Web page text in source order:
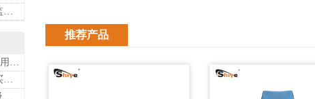
· 2024年度上海药品监管工作十大亮点
· 诗烨推荐：T系列医用推车介绍
· 诗烨医用床头柜购买联系方式及交货时间
· 医用推车发展趋势及诗烨产品介绍
推荐产品